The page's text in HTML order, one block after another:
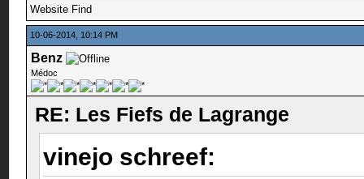
Website Find
10-06-2014, 10:14 PM
Benz
Médoc
RE: Les Fiefs de Lagrange
vinejo schreef: